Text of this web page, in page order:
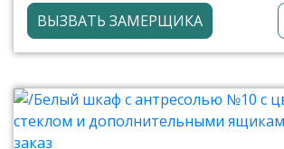
ВЫЗВАТЬ ЗАМЕРЩИКА